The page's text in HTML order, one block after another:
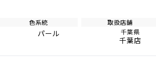
色系統
パール
取扱店舗
千葉県
千葉店